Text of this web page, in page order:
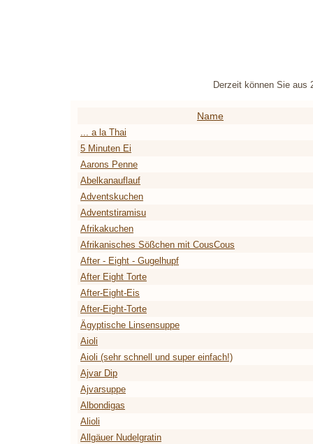
Derzeit können Sie aus
Name
... a la Thai
5 Minuten Ei
Aarons Penne
Abelkanauflauf
Adventskuchen
Adventstiramisu
Afrikakuchen
Afrikanisches Sößchen mit CousCous
After - Eight - Gugelhupf
After Eight Torte
After-Eight-Eis
After-Eight-Torte
Ägyptische Linsensuppe
Aioli
Aioli (sehr schnell und super einfach!)
Ajvar Dip
Ajvarsuppe
Albondigas
Alioli
Allgäuer Nudelgratin